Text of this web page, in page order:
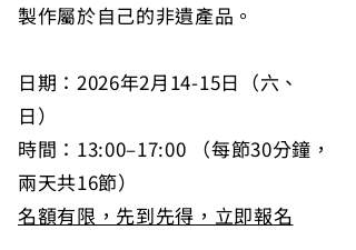
製作屬於自己的非遺產品。
日期：2026年2月14-15日（六、
日）
時間：13:00–17:00 （每節30分鐘，
兩天共16節）
名額有限，先到先得，立即報名